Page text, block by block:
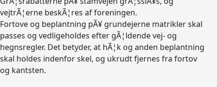
vejtrÃ¦erne beskÃ¦res af foreningen.
Fortove og beplantning pÃ¥ grundejerne matrikler skal
passes og vedligeholdes efter gÃ¦ldende vej- og
hegnsregler. Det betyder, at hÃ¦k og anden beplantning
skal holdes indenfor skel, og ukrudt fjernes fra fortov
og kantsten.